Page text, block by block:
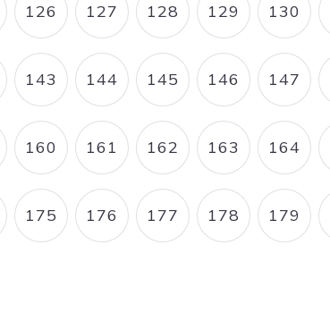
PAGE
126 PAGE
127 PAGE
128 PAGE
129 PAGE
130
PAGE
143 PAGE
144 PAGE
145 PAGE
146 PAGE
147
PAGE
160 PAGE
161 PAGE
162 PAGE
163 PAGE
164
PAGE
175 PAGE
176 PAGE
177 PAGE
178 PAGE
179